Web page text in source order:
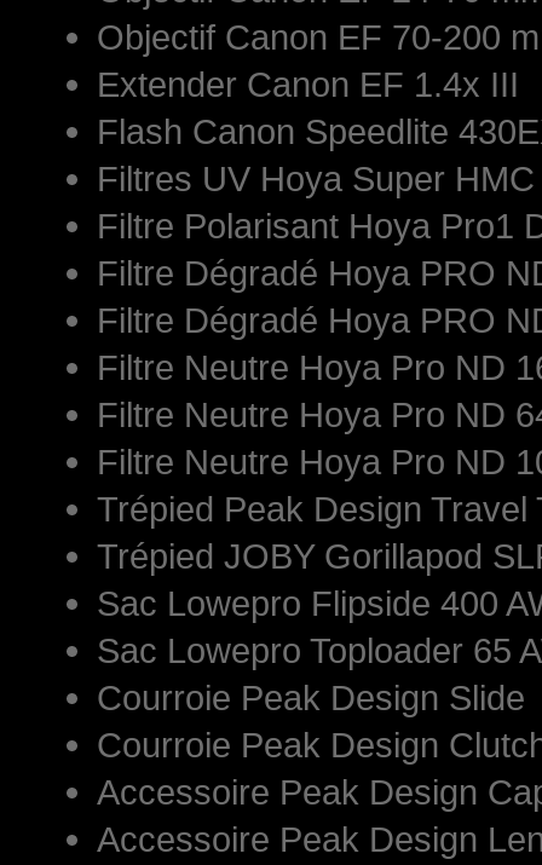
Objectif Canon EF 70-200
Extender Canon EF 1.4x III
Flash Canon Speedlite
Filtres UV Hoya Super
Filtre Polarisant Hoya Pro1
Filtre Dégradé Hoya PRO
Filtre Dégradé Hoya PRO
Filtre Neutre Hoya Pro ND
Filtre Neutre Hoya Pro ND
Filtre Neutre Hoya Pro ND
Trépied Peak Design Travel
Trépied JOBY Gorillapod
Sac Lowepro Flipside 400
Sac Lowepro Toploader 65
Courroie Peak Design Slide
Courroie Peak Design
Accessoire Peak Design
Accessoire Peak Design